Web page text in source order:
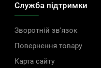
Служба підтримки
Зворотній зв'язок
Повернення товару
Карта сайту